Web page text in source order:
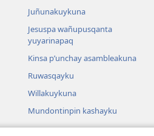
Juñunakuykuna
Jesuspa wañupusqanta
yuyarinapaq
Kinsa p’unchay asambleakuna
Ruwasqayku
Willakuykuna
Mundontinpin kashayku